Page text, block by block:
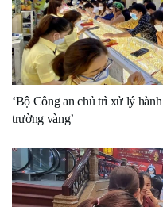
‘Bộ Công an chủ trì xử lý
trường vàng’